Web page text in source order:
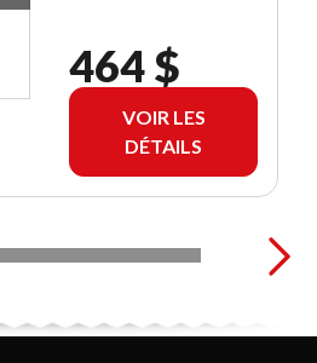
464 $
VOIR LES
DÉTAILS